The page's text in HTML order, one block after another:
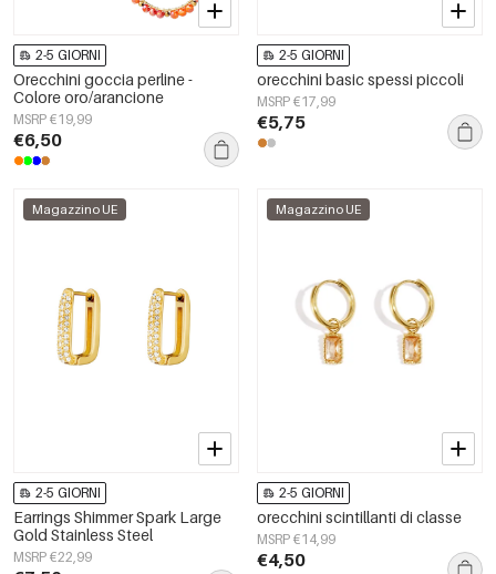
2-5 GIORNI
Orecchini goccia perline -
Colore oro/arancione
MSRP €19,99
€6,50
2-5 GIORNI
orecchini basic spessi piccoli
MSRP €17,99
€5,75
Magazzino UE
2-5 GIORNI
Earrings Shimmer Spark Large
Gold Stainless Steel
MSRP €22,99
Magazzino UE
2-5 GIORNI
orecchini scintillanti di classe
MSRP €14,99
€4,50